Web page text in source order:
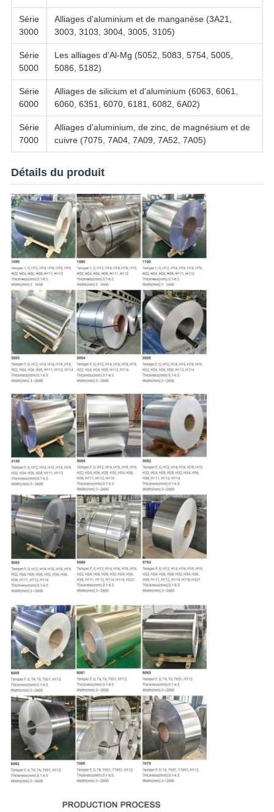
Série
3000
Alliages d'aluminium et de manganèse (3A21,
3003, 3103, 3004, 3005, 3105)
Série
5000
Les alliages d'Al-Mg (5052, 5083, 5754, 5005,
5086, 5182)
Série
6000
Alliages de silicium et d'aluminium (6063, 6061,
6060, 6351, 6070, 6181, 6082, 6A02)
Série
7000
Alliages d'aluminium, de zinc, de magnésium et de
cuivre (7075, 7A04, 7A09, 7A52, 7A05)
Détails du produit